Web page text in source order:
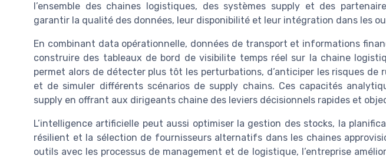
l’ensemble des chaines logistiques, des systèmes supply et des
garantir la qualité des données, leur disponibilité et leur intégration dans les
En combinant data opérationnelle, données de transport et informations
construire des tableaux de bord de visibilite temps réel sur la chaine
permet alors de détecter plus tôt les perturbations, d’anticiper les risques de
et de simuler différents scénarios de supply chains. Ces capacités
supply en offrant aux dirigeants chaine des leviers décisionnels rapides et
L’intelligence artificielle peut aussi optimiser la gestion des stocks, la
résilient et la sélection de fournisseurs alternatifs dans les chaines
outils avec les processus de management et de logistique, l’entreprise